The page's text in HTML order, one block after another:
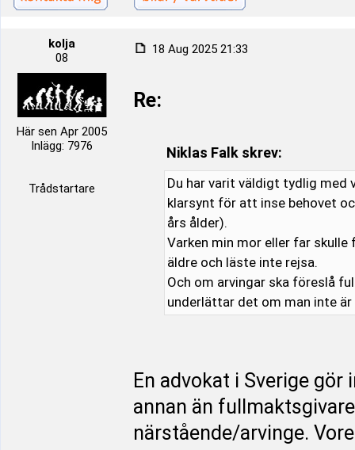
kolja
08
Här sen Apr 2005
Inlägg: 7976
Trådstartare
18 Aug 2025 21:33
Re:
Niklas Falk skrev:
Du har varit väldigt tydlig med
klarsynt för att inse behovet
års ålder).
Varken min mor eller far
äldre och läste inte rejsa.
Och om arvingar ska föreslå
underlättar det om man inte är
En advokat i Sverige
annan än
närstående/arvinge.